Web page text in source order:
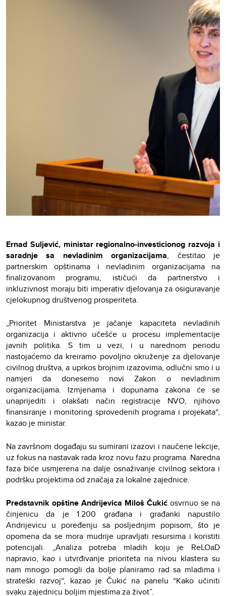
Ernad Suljević, ministar regionalno-investicionog razvoja i
saradnje sa nevladinim organizacijama, čestitao je
partnerskim opštinama i nevladinim organizacijama na
finalizovanom programu, ističući da partnerstvo i
inkluzivnost moraju biti imperativ djelovanja za osiguravanje
cjelokupnog društvenog prosperiteta.
„Prioritet Ministarstva je jačanje kapaciteta nevladinih
organizacija i aktivno učešće u procesu implementacije
javnih politika. S tim u vezi, i u narednom periodu
nastojaćemo da kreiramo povoljno okruženje za djelovanje
civilnog društva, a uprkos brojnim izazovima, odlučni smo i u
namjeri da donesemo novi Zakon o nevladinim
organizacijama. Izmjenama i dopunama zakona će se
unaprijediti i olakšati način registracije NVO, njihovo
finansiranje i monitoring sprovedenih programa i projekata“,
kazao je ministar.
Na završnom događaju su sumirani izazovi i naučene lekcije,
uz fokus na nastavak rada kroz novu fazu programa. Naredna
faza biće usmjerena na dalje osnaživanje civilnog sektora i
podršku projektima od značaja za lokalne zajednice.
Predstavnik opštine Andrijevica Miloš Čukić osvrnuo se na
činjenicu da je 1.200 građana i građanki napustilo
Andrijevicu u poređenju sa posljednjim popisom, što je
opomena da se mora mudrije upravljati resursima i koristiti
potencijali. „Analiza potreba mladih koju je ReLOaD
napravio, kao i utvrđivanje prioriteta na nivou klastera su
nam mnogo pomogli da bolje planiramo rad sa mladima i
strateški razvoj“, kazao je Čukić na panelu “Kako učiniti
svaku zajednicu boljim mjestima za život”.